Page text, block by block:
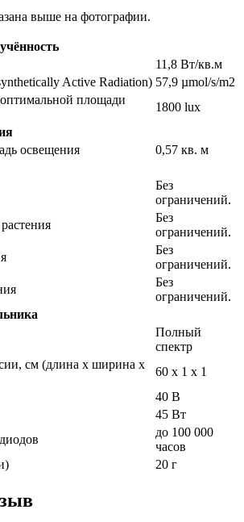
выше на фотографии.
11,8 Вт/кв.м
Active Radiation) 57,9 µmol/s/m2
площади
1800 lux
освещения
0,57 кв. м
Без
ограничений.
Без
ограничений.
Без
ограничений.
Без
ограничений.
Полный
спектр
см (длина х ширина х
60 х 1 х 1
40 В
45 Вт
до 100 000
часов
20 г